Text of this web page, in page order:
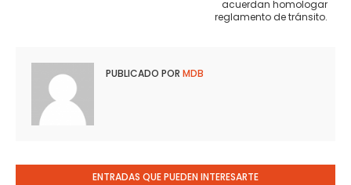
acuerdan homologar
reglamento de tránsito.
PUBLICADO POR MDB
ENTRADAS QUE PUEDEN INTERESARTE